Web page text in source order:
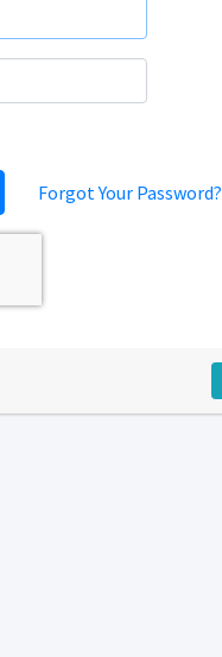
Forgot Your Password?